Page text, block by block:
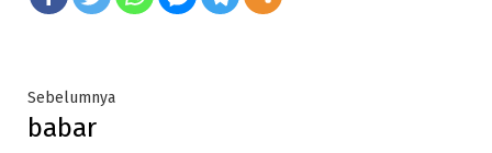
Post
navigation
SebelumnyaPrevious
babar